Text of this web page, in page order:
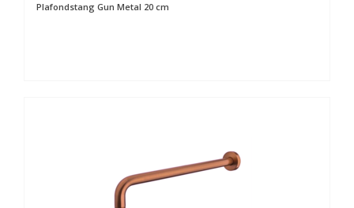
Plafondstang Gun Metal 20 cm